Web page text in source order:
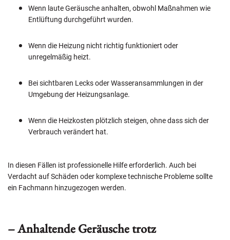
Wenn laute Geräusche anhalten, obwohl Maßnahmen wie
Entlüftung durchgeführt wurden.
Wenn die Heizung nicht richtig funktioniert oder
unregelmäßig heizt.
Bei sichtbaren Lecks oder Wasseransammlungen in der
Umgebung der Heizungsanlage.
Wenn die Heizkosten plötzlich steigen, ohne dass sich der
Verbrauch verändert hat.
In diesen Fällen ist professionelle Hilfe erforderlich. Auch bei
Verdacht auf Schäden oder komplexe technische Probleme sollte
ein Fachmann hinzugezogen werden.
– Anhaltende Geräusche trotz